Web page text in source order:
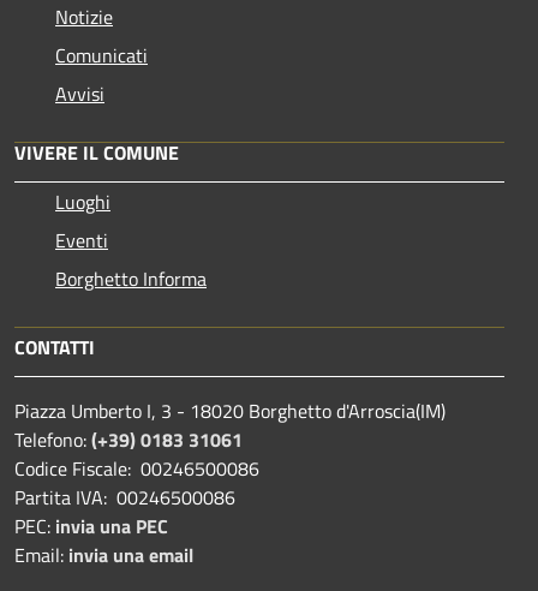
Notizie
Comunicati
Avvisi
VIVERE IL COMUNE
Luoghi
Eventi
Borghetto Informa
CONTATTI
Piazza Umberto I, 3 - 18020 Borghetto d'Arroscia(IM)
Telefono:(+39) 0183 31061
Codice Fiscale: 00246500086
Partita IVA: 00246500086
PEC: invia una PEC
Email: invia una email